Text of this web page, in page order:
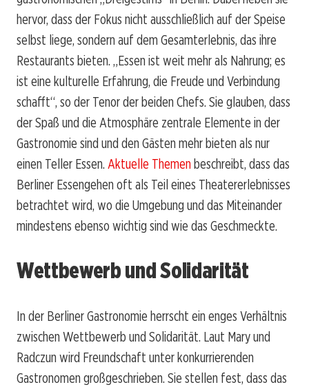
hervor, dass der Fokus nicht ausschließlich auf der Speise
selbst liege, sondern auf dem Gesamterlebnis, das ihre
Restaurants bieten. „Essen ist weit mehr als Nahrung; es
ist eine kulturelle Erfahrung, die Freude und Verbindung
schafft“, so der Tenor der beiden Chefs. Sie glauben, dass
der Spaß und die Atmosphäre zentrale Elemente in der
Gastronomie sind und den Gästen mehr bieten als nur
einen Teller Essen. Aktuelle Themen beschreibt, dass das
Berliner Essengehen oft als Teil eines Theatererlebnisses
betrachtet wird, wo die Umgebung und das Miteinander
mindestens ebenso wichtig sind wie das Geschmeckte.
Wettbewerb und Solidarität
In der Berliner Gastronomie herrscht ein enges Verhältnis
zwischen Wettbewerb und Solidarität. Laut Mary und
Radczun wird Freundschaft unter konkurrierenden
Gastronomen großgeschrieben. Sie stellen fest, dass das